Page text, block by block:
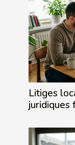
Litiges
juridiques